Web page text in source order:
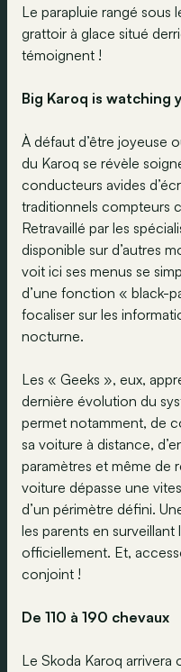
Le parapluie rangé sous
grattoir à glace situé
témoignent !
Big Karoq is watching
À défaut d’être joyeuse
du Karoq se révèle
conducteurs avides
traditionnels compteurs
Retravaillé par les
disponible sur d’autres
voit ici ses menus se
d’une fonction « black-
focaliser sur les
nocturne.
Les « Geeks », eux,
dernière évolution du
permet notamment, de
sa voiture à distance,
paramètres et même de
voiture dépasse une
d’un périmètre défini.
les parents en
officiellement. Et,
conjoint !
De 110 à 190 chevaux
Le Skoda Karoq arrivera